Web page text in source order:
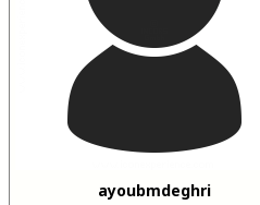
ayoubmdeghri